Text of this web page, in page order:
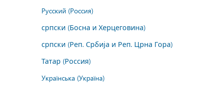
Русский (Россия)
српски (Босна и Херцеговина)
српски (Реп. Србија и Реп. Црна Гора)
Татар (Россия)
Українська (Україна)